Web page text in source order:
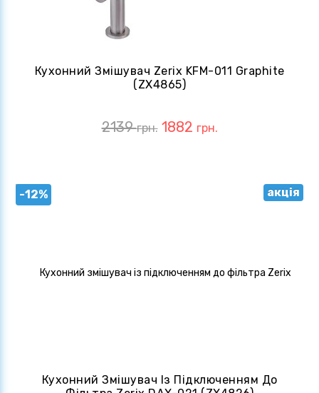
Кухонний Змішувач Zerix KFM-011 Graphite
(ZX4865)
2139грн. 1882 грн.
-12% акція
Кухонний Змішувач Із Підключенням До